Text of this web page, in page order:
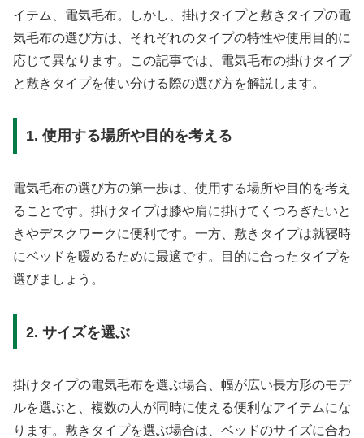
イテム、電気毛布。しかし、掛けタイプと敷きタイプの電
気毛布の選び方は、それぞれのタイプの特性や使用目的に
応じて異なります。この記事では、電気毛布の掛けタイプ
と敷きタイプを使い分ける際の選び方を解説します。
1. 使用する場所や目的を考える
電気毛布の選び方の第一歩は、使用する場所や目的を考え
ることです。掛けタイプは膝や肩に掛けてくつろぎたいと
きやデスクワークに便利です。一方、敷きタイプは就寝時
にベッドを暖めるために最適です。目的に合ったタイプを
選びましょう。
2. サイズを選ぶ
掛けタイプの電気毛布を選ぶ場合、幅が広い長方形のモデ
ルを選ぶと、複数の人が同時に使える便利なアイテムにな
ります。敷きタイプを選ぶ場合は、ベッドのサイズに合わ